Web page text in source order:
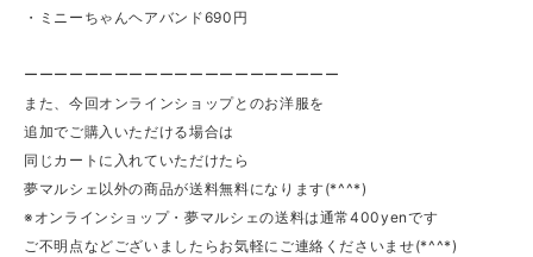
・ミニーちゃんヘアバンド690円
ーーーーーーーーーーーーーーーーーーーーー
また、今回オンラインショップとのお洋服を
追加でご購入いただける場合は
同じカートに入れていただけたら
夢マルシェ以外の商品が送料無料になります(*^^*)
※オンラインショップ・夢マルシェの送料は通常400yenです
ご不明点などございましたらお気軽にご連絡くださいませ(*^^*)